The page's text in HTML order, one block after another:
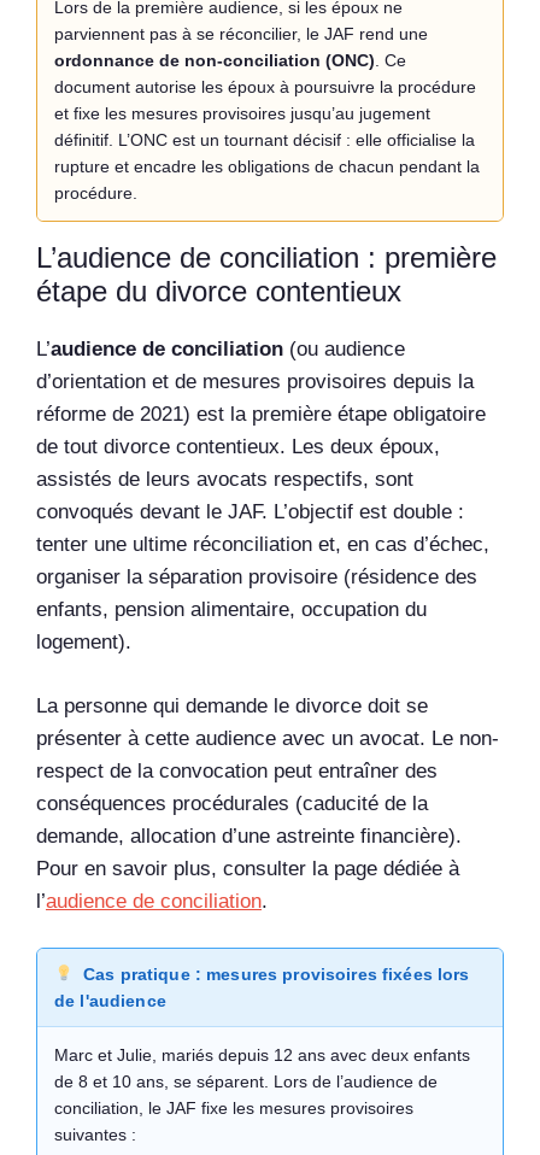
Lors de la première audience, si les époux ne
parviennent pas à se réconcilier, le JAF rend une
ordonnance de non-conciliation (ONC) . Ce
document autorise les époux à poursuivre la procédure
et fixe les mesures provisoires jusqu’au jugement
définitif. L’ONC est un tournant décisif : elle officialise la
rupture et encadre les obligations de chacun pendant la
procédure.
L’audience de conciliation : première
étape du divorce contentieux
L’audience de conciliation (ou audience
d’orientation et de mesures provisoires depuis la
réforme de 2021) est la première étape obligatoire
de tout divorce contentieux. Les deux époux,
assistés de leurs avocats respectifs, sont
convoqués devant le JAF. L’objectif est double :
tenter une ultime réconciliation et, en cas d’échec,
organiser la séparation provisoire (résidence des
enfants, pension alimentaire, occupation du
logement).
La personne qui demande le divorce doit se
présenter à cette audience avec un avocat. Le non-
respect de la convocation peut entraîner des
conséquences procédurales (caducité de la
demande, allocation d’une astreinte financière).
Pour en savoir plus, consulter la page dédiée à
l’audience de conciliation.
Cas pratique : mesures provisoires fixées lors
de l'audience
Marc et Julie, mariés depuis 12 ans avec deux enfants
de 8 et 10 ans, se séparent. Lors de l’audience de
conciliation, le JAF fixe les mesures provisoires
suivantes :